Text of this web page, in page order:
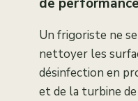
Un frigoriste ne
nettoyer les
désinfection en
et de la turbine de